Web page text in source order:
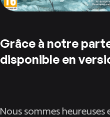
Grâce à notre
disponible en
Nous sommes heureuses